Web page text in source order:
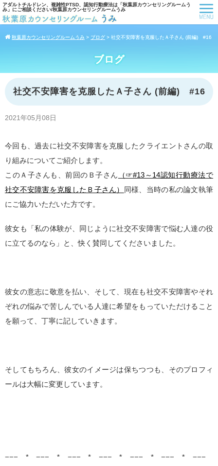
アダルトチルドレン、複雑性PTSD、認知行動療法は「秋葉原カウンセリングルームう
み」にご相談ください/秋葉原カウンセリングルームうみ
秋葉原カウンセリングルームうみ > ブログ > 社交不安障害を克服したＡ子さん (前編) #16
ブログ
社交不安障害を克服したＡ子さん (前編) #16
2021年05月08日
今回も、過去に社交不安障害を克服したクライエントさんの取
り組みについてご紹介します。
このＡ子さんも、前回のＢ子さん
（☞#13～14認知行動療法で
社交不安障害を克服したＢ子さん） 同様、当時の私の論文執筆
にご協力いただいた方です。
彼女も「私の体験が、同じように社交不安障害で悩む人達の役
に立てるのなら」と、快く賛同してくださいました。
彼女の意志に敬意を払い、そして、現在も社交不安障害やそれ
ぞれの悩みで苦しんでいる人達に希望をもっていただけること
を願って、丁寧に記していきます。
そしてもちろん、彼女のイメージは保ちつつも、そのプロフィ
ールは大幅に変更しています。
−−− * −−− * −−− * −−− * −−− * −−− * −−−